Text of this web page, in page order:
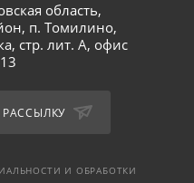
область,
п. Томилино,
стр. лит. А, офис
И ОБРАБОТКИ